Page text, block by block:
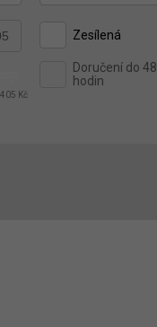
Kč
Zesílená
Doručení do 48
hodin